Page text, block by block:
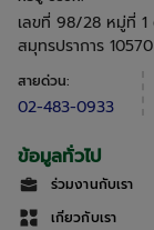
เลขที่ 98/28 หมู่ที่ 1
สมุทรปราการ 10570
สายด่วน:
02-483-0933
ข้อมูลทั่วไป
ร่วมงานกับเรา
เกี่ยวกับเรา